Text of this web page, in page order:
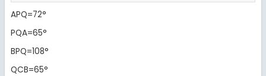
APQ=72°
PQA=65°
BPQ=108°
QCB=65°